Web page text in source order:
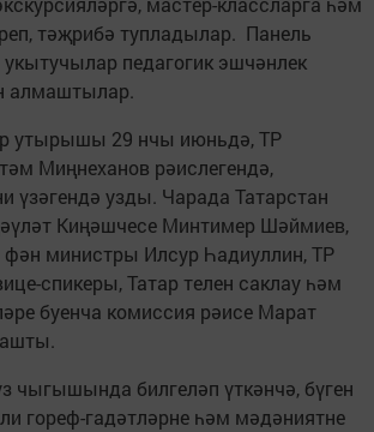
тәҗрибә тупладылар. Панель
педагогик эшчәнлек
алмаштылар.
утырышы 29 нчы июньдә, ТР
Миңнеханов рәислегендә,
үзәгендә узды. Чарада Татарстан
Киңәшчесе Минтимер Шәймиев,
министры Илсур Һадиуллин, ТР
спикеры, Татар телен саклау һәм
буенча комиссия рәисе Марат
чыгышында билгеләп үткәнчә, бүген
гореф-гадәтләрне һәм мәдәниятне